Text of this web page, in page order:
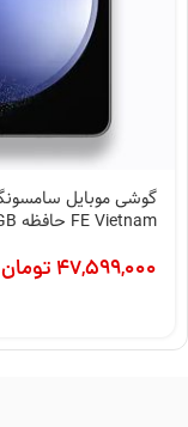
FE Vietnam حافظه 256GB/ رم 8GB
47,599,000 تومان